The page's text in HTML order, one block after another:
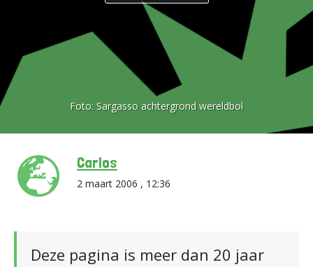
Foto: Sargasso achtergrond wereldbol
Carlos
2 maart 2006 , 12:36
Deze pagina is meer dan 20 jaar